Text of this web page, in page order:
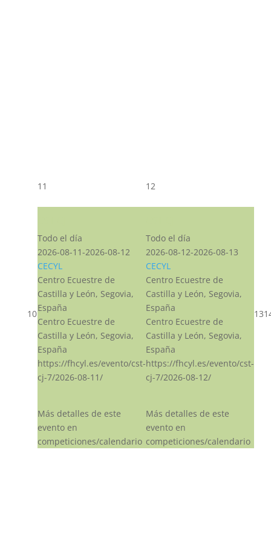
10
11
Todo el día
2026-08-11-2026-08-12
CECYL
Centro Ecuestre de
Castilla y León, Segovia,
España
Centro Ecuestre de
Castilla y León, Segovia,
España
https://fhcyl.es/evento/cst-
cj-7/2026-08-11/
Más detalles de este
evento en
competiciones/calendario
12
Todo el día
2026-08-12-2026-08-13
CECYL
Centro Ecuestre de
Castilla y León, Segovia,
España
Centro Ecuestre de
Castilla y León, Segovia,
España
https://fhcyl.es/evento/cst-
cj-7/2026-08-12/
Más detalles de este
evento en
competiciones/calendario
13